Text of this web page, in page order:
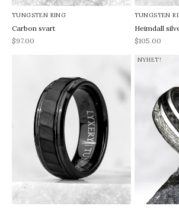
TUNGSTEN RING
Carbon svart
REA-pris
$97.00
TUNGSTEN
Heimdall
REA-pris
$105.00
NYHET!